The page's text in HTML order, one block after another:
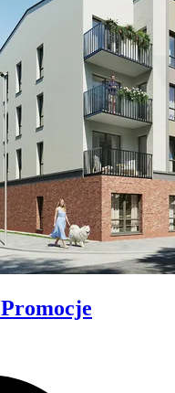
Promocje